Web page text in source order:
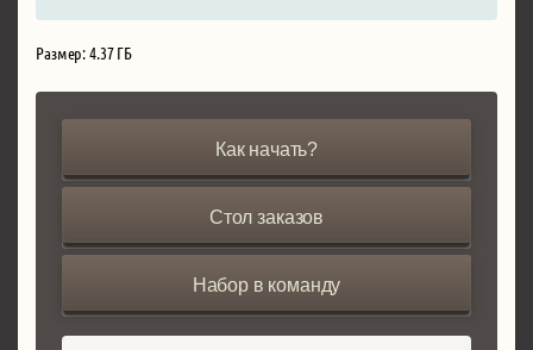
Размер: 4.37 ГБ
Как начать?
Стол заказов
Набор в команду